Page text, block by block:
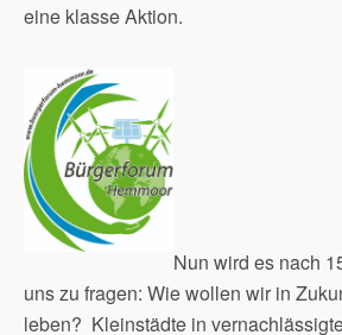
eine klasse Aktion.
Nun wird es nach
uns zu fragen: Wie wollen wir in
leben? Kleinstädte in